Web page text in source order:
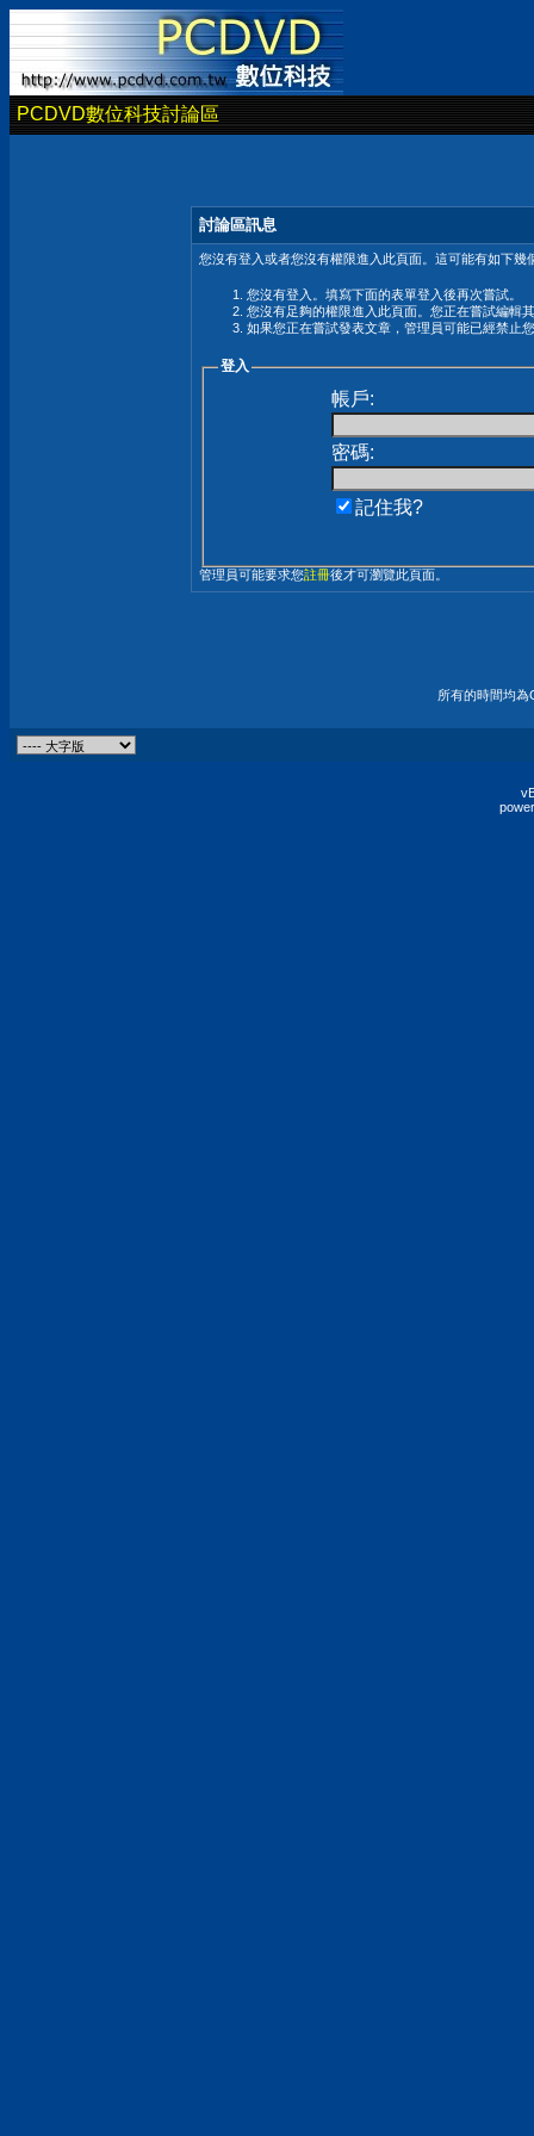
PCDVD數位科技討論區
討論區訊息
您沒有登入或者您沒有權限進入此頁面。這可能有如下幾
您沒有登入。填寫下面的表單登入後再次嘗試。
您沒有足夠的權限進入此頁面。您正在嘗試編輯
如果您正在嘗試發表文章，管理員可能已經禁止
登入
帳戶:
密碼:
記住我?
管理員可能要求您註冊後才可瀏覽此頁面。
所有的時間均為